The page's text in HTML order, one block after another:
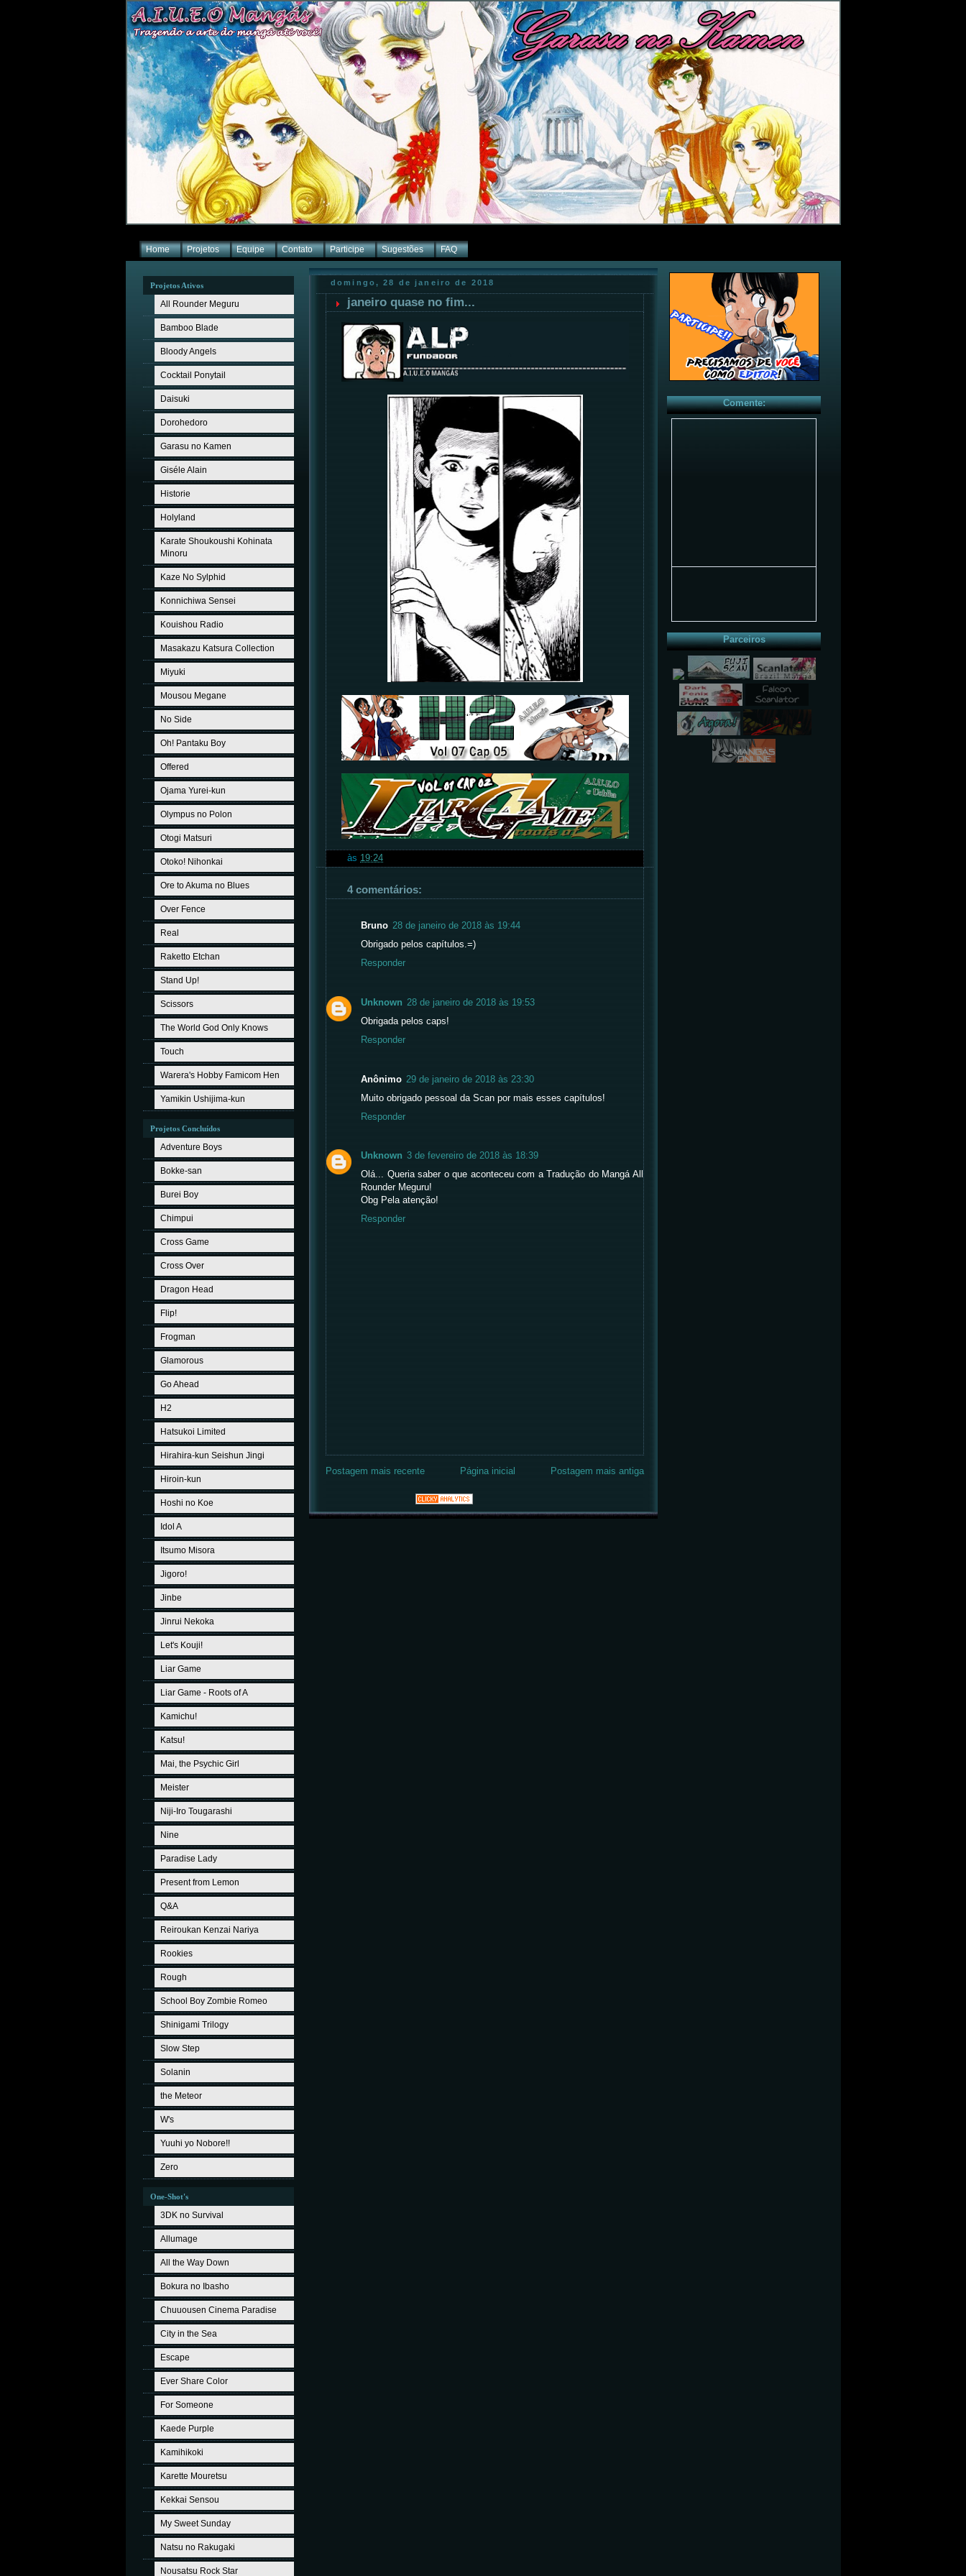
Home Projetos Equipe Contato Participe Sugestões FAQ
Projetos Ativos
All Rounder Meguru
Bamboo Blade
Bloody Angels
Cocktail Ponytail
Daisuki
Dorohedoro
Garasu no Kamen
Giséle Alain
Historie
Holyland
Karate Shoukoushi Kohinata
Minoru
Kaze No Sylphid
Konnichiwa Sensei
Kouishou Radio
Masakazu Katsura Collection
Miyuki
Mousou Megane
No Side
Oh! Pantaku Boy
Offered
Ojama Yurei-kun
Olympus no Polon
Otogi Matsuri
Otoko! Nihonkai
Ore to Akuma no Blues
Over Fence
Real
Raketto Etchan
Stand Up!
Scissors
The World God Only Knows
Touch
Warera's Hobby Famicom Hen
Yamikin Ushijima-kun
Projetos Concluídos
Adventure Boys
Bokke-san
Burei Boy
Chimpui
Cross Game
Cross Over
Dragon Head
Flip!
Frogman
Glamorous
Go Ahead
H2
Hatsukoi Limited
Hirahira-kun Seishun Jingi
Hiroin-kun
Hoshi no Koe
Idol A
Itsumo Misora
Jigoro!
Jinbe
Jinrui Nekoka
Let's Kouji!
Liar Game
Liar Game - Roots of A
Kamichu!
Katsu!
Mai, the Psychic Girl
Meister
Niji-Iro Tougarashi
Nine
Paradise Lady
Present from Lemon
Q&A
Reiroukan Kenzai Nariya
Rookies
Rough
School Boy Zombie Romeo
Shinigami Trilogy
Slow Step
Solanin
the Meteor
W's
Yuuhi yo Nobore!!
Zero
One-Shot's
3DK no Survival
Allumage
All the Way Down
Bokura no Ibasho
Chuuousen Cinema Paradise
City in the Sea
Escape
Ever Share Color
For Someone
Kaede Purple
Kamihikoki
Karette Mouretsu
Kekkai Sensou
My Sweet Sunday
Natsu no Rakugaki
Nousatsu Rock Star
domingo, 28 de janeiro de 2018
janeiro quase no fim...
às 19:24
4 comentários:
Bruno 28 de janeiro de 2018 às 19:44
Obrigado pelos capítulos.=)
Responder
Unknown 28 de janeiro de 2018 às 19:53
Obrigada pelos caps!
Responder
Anônimo 29 de janeiro de 2018 às 23:30
Muito obrigado pessoal da Scan por mais esses capítulos!
Responder
Unknown 3 de fevereiro de 2018 às 18:39
Olá... Queria saber o que aconteceu com a Tradução do Mangá All
Rounder Meguru!
Obg Pela atenção!
Responder
Postagem mais recente Postagem mais antiga
Página inicial
Comente:
Parceiros